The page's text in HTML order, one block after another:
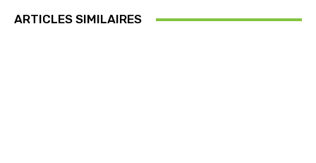
ARTICLES SIMILAIRES